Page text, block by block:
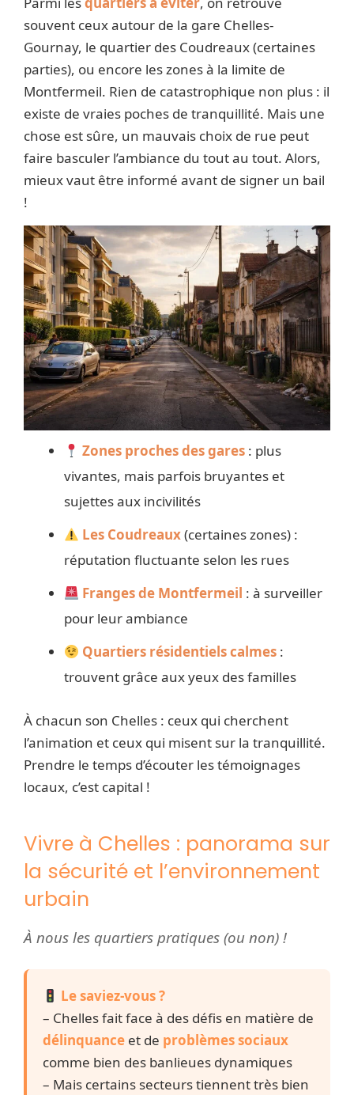
souvent ceux autour de la gare Chelles-
Gournay, le quartier des Coudreaux (certaines
parties), ou encore les zones à la limite de
Montfermeil. Rien de catastrophique non plus : il
existe de vraies poches de tranquillité. Mais une
chose est sûre, un mauvais choix de rue peut
faire basculer l’ambiance du tout au tout. Alors,
mieux vaut être informé avant de signer un bail
!
Zones proches des gares : plus
vivantes, mais parfois bruyantes et
sujettes aux incivilités
Les Coudreaux(certaines zones) :
réputation fluctuante selon les rues
Franges de Montfermeil : à surveiller
pour leur ambiance
Quartiers résidentiels calmes :
trouvent grâce aux yeux des familles
À chacun son Chelles : ceux qui cherchent
l’animation et ceux qui misent sur la tranquillité.
Prendre le temps d’écouter les témoignages
locaux, c’est capital !
Vivre à Chelles : panorama sur
la sécurité et l’environnement
urbain
À nous les quartiers pratiques (ou non) !
Le saviez-vous ?
– Chelles fait face à des défis en matière de
délinquance et de problèmes sociaux
comme bien des banlieues dynamiques
– Mais certains secteurs tiennent très bien